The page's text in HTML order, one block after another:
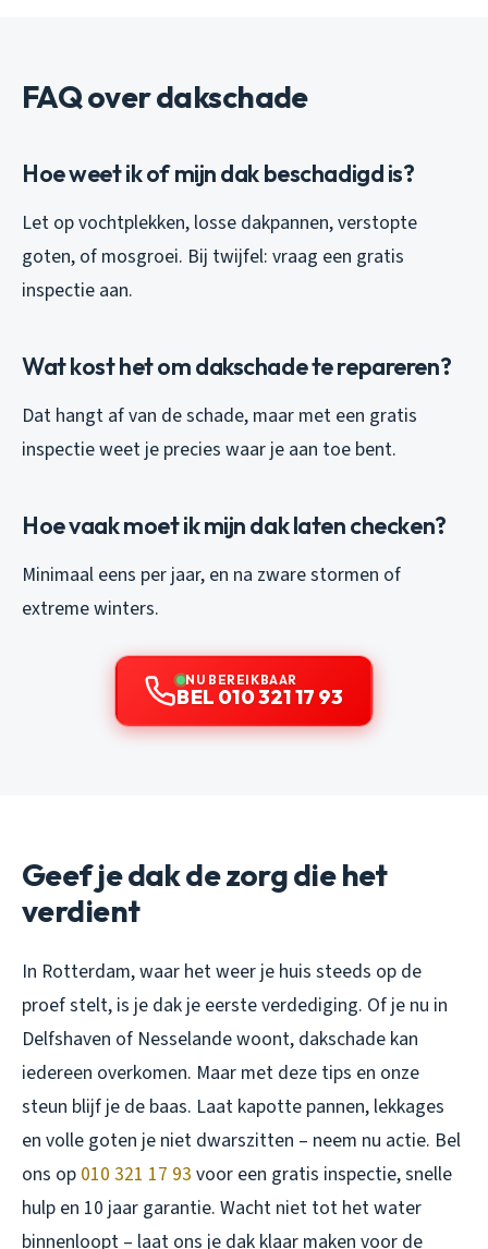
FAQ over dakschade
Hoe weet ik of mijn dak beschadigd is?
Let op vochtplekken, losse dakpannen, verstopte
goten, of mosgroei. Bij twijfel: vraag een gratis
inspectie aan.
Wat kost het om dakschade te repareren?
Dat hangt af van de schade, maar met een gratis
inspectie weet je precies waar je aan toe bent.
Hoe vaak moet ik mijn dak laten checken?
Minimaal eens per jaar, en na zware stormen of
extreme winters.
NU BEREIKBAAR
BEL 010 321 17 93
Geef je dak de zorg die het
verdient
In Rotterdam, waar het weer je huis steeds op de
proef stelt, is je dak je eerste verdediging. Of je nu in
Delfshaven of Nesselande woont, dakschade kan
iedereen overkomen. Maar met deze tips en onze
steun blijf je de baas. Laat kapotte pannen, lekkages
en volle goten je niet dwarszitten – neem nu actie. Bel
ons op 010 321 17 93 voor een gratis inspectie, snelle
hulp en 10 jaar garantie. Wacht niet tot het water
binnenloopt – laat ons je dak klaar maken voor de